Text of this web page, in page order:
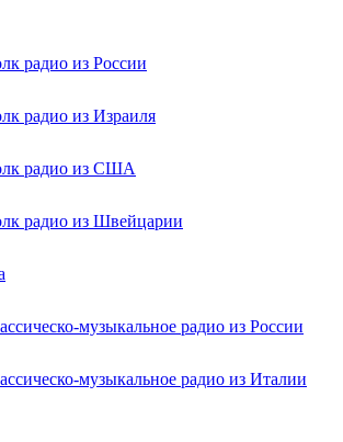
радио из России
радио из Израиля
радио из США
радио из Швейцарии
музыкальное радио из России
музыкальное радио из Италии